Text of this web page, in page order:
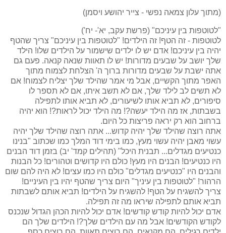
(מתוך עלון צמאה נפשי - צייר יהושע ויסמן)
"לטוטפות בין עיניכם" (פרשת עקב, יא'- יח')
לטוטפות - זה הטף! זה הילדים! "לטוטפות בין עיניכם" צריך שהטף
יהיה בין עיניכם! אדם יש לו ילדים שישמור על הילדים שלו! הילד
שלך יושב על שבעים מדורות! יש לו תאוות שנאה קנאה. פעם גם
אתה ישבת על שבעים מדורות ברוך ה' הצלחת לצמוח מתוך
האפר מתוך הקשיים, אבל מי אמר שהילד שלך יצליח לצמוח! אם
לא תשים לב לילד שלך, אם לא תשב איתו, אם לא תספר לו
סיפורים, לא תביא אותו לשיעורים, לא תביא אותו לתפילה
בשבתות, אז מה הילד יעשה?! מה הילד יכול לראות?! הוא יהיה
ברחוב הוא רק יראה פריצות כל היום.
אתה רוצה שהילד שלך יהיה קדוש... אתה רוצה שהילד שלך יהיה
עשוי מאבן יהיה עשוי מעץ, כמו בימי דוד המלך כמו שכתוב "בנינו
כנטיעים מגדלים... תבנית היכל" (תהילים קמד' יב) בזמן דוד הבנים
היו כנטיעים! הבנים היו מעץ! כולם היו קדושים וטהורים! כל הבנות
והבנים היו "כנטיעים מגדלים" כולם היו כמו עצים! לא היה להם שום
הרהור! "לטוטפות בין עיניך" היום צריך שהטף יהיו בין העיניים!
צריך להשגיח על הטף! להשגיח על הילדים! תביא אותם לשבתות
תביא אותם לתפילה שיראו מה זה תפילה.
אדם יכול להיות קודש קודשים! אדם יכול להיות הכהן הגדול שנכנס
לקודש הקודשים! אבל מה עם הילדים שלך?! הילדים שלך הם